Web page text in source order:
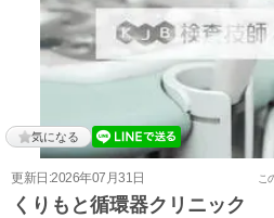
気になる
更新日:2026年07月31日 こ
くりもと循環器クリニック